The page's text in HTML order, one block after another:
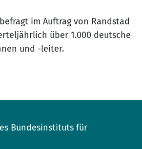
im Auftrag von Randstad
über 1.000 deutsche
und -leiter.
Bundesinstituts für